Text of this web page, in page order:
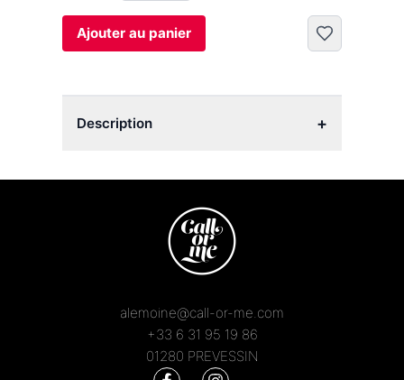
Ajouter au panier
Description +
alemoine@call-or-me.com
+33 6 31 95 19 86
01280 PREVESSIN